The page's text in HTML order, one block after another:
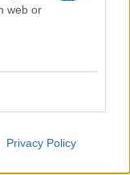
web or
Privacy Policy